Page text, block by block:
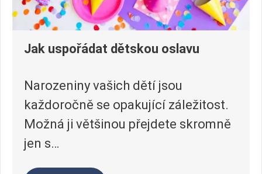
Jak uspořádat dětskou oslavu
Narozeniny vašich dětí jsou
každoročně se opakující záležitost.
Možná ji většinou přejdete skromně
jen s…